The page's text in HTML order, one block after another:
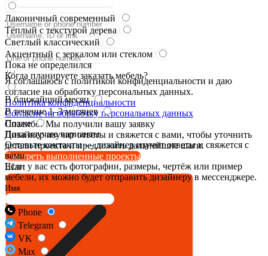
Я соглашаюсь с политикой конфиденциальности и даю
согласие на обработку персональных данных.
Политика конфиденциальности
Согласие на обработку персональных данных
Спасибо! Мы получили вашу заявку
Дизайнер изучит ответы и свяжется с вами, чтобы уточнить
детали проекта и предложить дальнейшие шаги.
Смотреть выполненные проекты
Шаг:
Лаконичный современный
Тёплый с текстурой дерева
Светлый классический
Акцентный с зеркалом или стеклом
Пока не определился
Когда планируете заказать мебель?
В ближайший месяц
В течение 1–3 месяцев
Позже
Пока изучаю варианты
Оставьте контакты — дизайнер изучит ответы и свяжется с
вами
Если у вас есть фотографии, размеры, чертёж или пример
мебели, их можно будет отправить дизайнеру в мессенджере.
Имя
Phone
Telegram
VK
Max